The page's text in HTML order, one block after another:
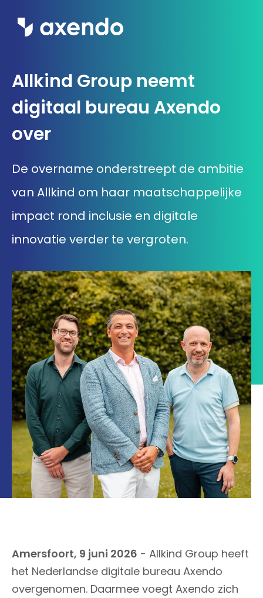
Inzichten
Ons werk
Over ons
Contact
Werken bij Axendo 5
033 432 3038
Stuur routebeschrijving
Allkind Group neemt
digitaal bureau Axendo
over
De overname onderstreept de ambitie
van Allkind om haar maatschappelijke
impact rond inclusie en digitale
innovatie verder te vergroten.
Amersfoort, 9 juni 2026 - Allkind Group heeft
het Nederlandse digitale bureau Axendo
overgenomen. Daarmee voegt Axendo zich